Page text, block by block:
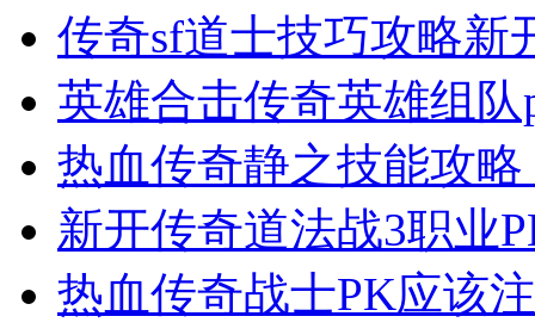
传奇sf道士技巧攻略新
英雄合击传奇英雄组
热血传奇静之技能攻
新开传奇道法战3职业
热血传奇战士PK应该